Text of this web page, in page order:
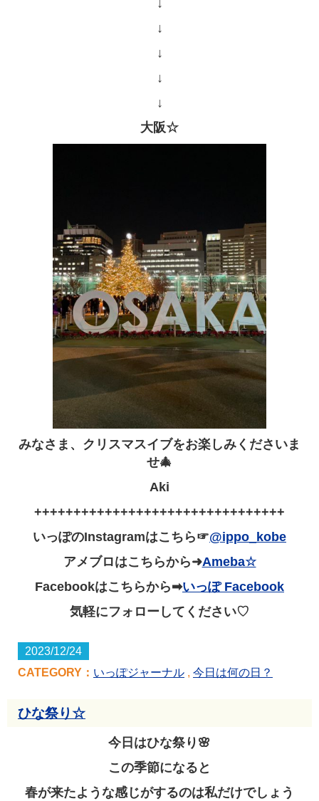
↓
↓
↓
↓
大阪☆
みなさま、クリスマスイブをお楽しみくださいま
せ🎄
Aki
++++++++++++++++++++++++++++++++
いっぽのInstagramはこちら☞@ippo_kobe
アメブロはこちらから➜Ameba☆
Facebookはこちらから➡いっぽ Facebook
気軽にフォローしてください♡
2023/12/24
CATEGORY： いっぽジャーナル , 今日は何の日？
ひな祭り☆
今日はひな祭り🌸
この季節になると
春が来たような感じがするのは私だけでしょう